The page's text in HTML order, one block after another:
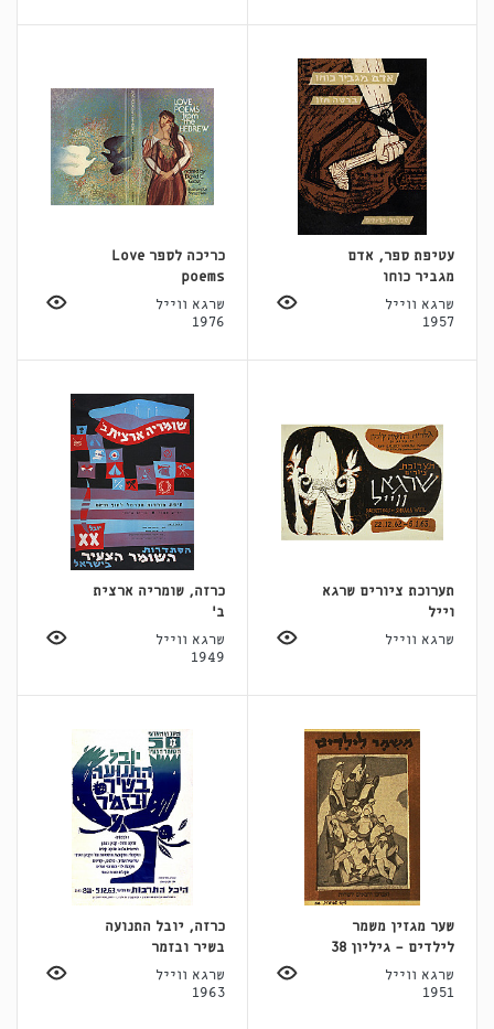
עטיפת ספר, אדם
מגביר כוחו
שרגא ווייל
1957
כריכה לספר Love
poems
שרגא ווייל
1976
תערוכת ציורים שרגא
וייל
שרגא ווייל
כרזה, שומריה ארצית
ב'
שרגא ווייל
1949
שער מגזין משמר
לילדים - גיליון 38
שרגא ווייל
1951
כרזה, יובל התנועה
בשיר ובזמר
שרגא ווייל
1963